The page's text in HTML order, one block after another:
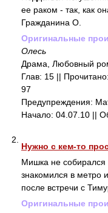
ее раком - так, как
Гражданина О.
Оригинальные
Олесь
Драма, Любовный
Глав: 15 ||
97
Предупреждения:
Начало: 04.07.10 ||
2.
Нужно с кем-то
Мишка не собирался
знакомился в метро
после встречи с
Оригинальные